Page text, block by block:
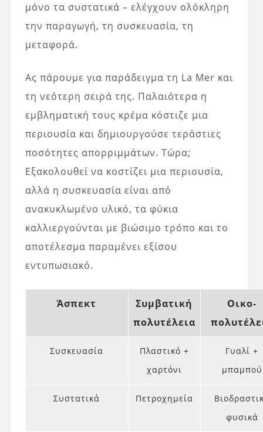
μόνο τα συστατικά – ελέγχουν ολόκληρη
την παραγωγή, τη συσκευασία, τη
μεταφορά.
Ας πάρουμε για παράδειγμα τη La Mer και
τη νεότερη σειρά της. Παλαιότερα η
εμβληματική τους κρέμα κόστιζε μια
περιουσία και δημιουργούσε τεράστιες
ποσότητες απορριμμάτων. Τώρα;
Εξακολουθεί να κοστίζει μια περιουσία,
αλλά η συσκευασία είναι από
ανακυκλωμένο υλικό, τα φύκια
καλλιεργούνται με βιώσιμο τρόπο και το
αποτέλεσμα παραμένει εξίσου
εντυπωσιακό.
Άσπεκτ
Συμβατική
πολυτέλεια
Οικο-
Συσκευασία
Πλαστικό +
χαρτόνι
Γυαλί +
μπαμπού
Συστατικά Πετροχημεία
φυσικά